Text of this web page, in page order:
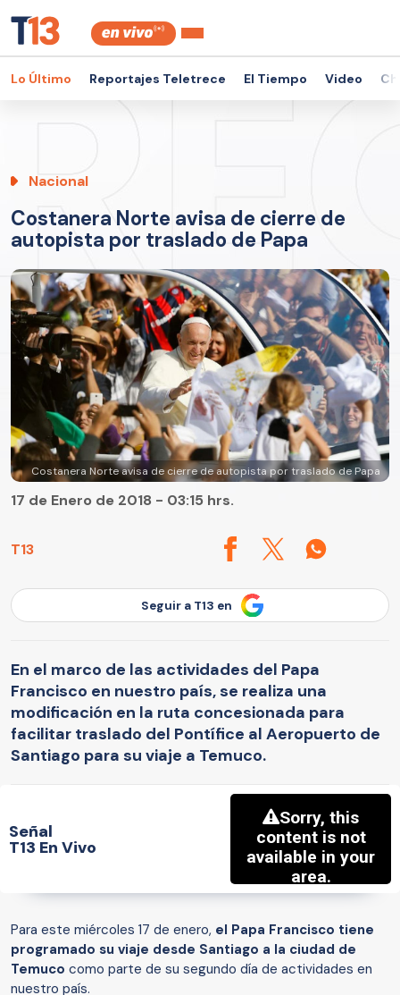
Lo Último Reportajes Teletrece El Tiempo Video
Nacional
Costanera Norte avisa de cierre de
autopista por traslado de Papa
Costanera Norte avisa de cierre de autopista por traslado de Papa
T13
17 de Enero de 2018 - 03:15 hrs.
Seguir a T13 en
En el marco de las actividades del Papa
Francisco en nuestro país, se realiza una
modificación en la ruta concesionada para
facilitar traslado del Pontífice al Aeropuerto de
Santiago para su viaje a Temuco.
Señal
T13 En Vivo
Para este miércoles 17 de enero, el Papa Francisco tiene
programado su viaje desde Santiago a la ciudad de
Temuco como parte de su segundo día de actividades en
nuestro país.